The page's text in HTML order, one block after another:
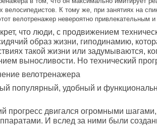
велосипедистов. К тому же, при занятиях на
велотренажер невероятно привлекательным
что люди, с продвижением
образ жизни, гиподинамию,
такой жизни или задумываются,
выносливости. Но технический
велотренажера
популярный, удобный и
прогресс двигался огромными
И вслед за ними были